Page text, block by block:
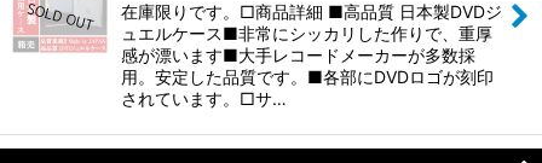
在庫限りです。□商品詳細 ■高品質 日本製DVDジ
ュエルケース■非常にシッカリした作りで、重厚
感が漂います■大手レコードメーカーが多数採
用。安定した品質です。■各部にDVDロゴが刻印
されています。□サ…